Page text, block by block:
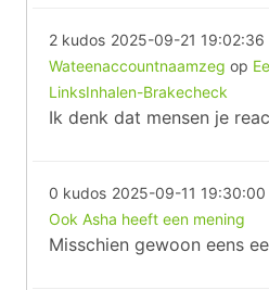
2 kudos 2025-09-21 19:02:36
Wateenaccountnaamzeg op
LinksInhalen-Brakecheck
Ik denk dat mensen je
0 kudos 2025-09-11 19:30:00
Ook Asha heeft een mening
Misschien gewoon eens